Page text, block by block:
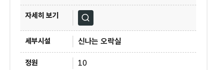
자세히보기
신나는 오락실
10